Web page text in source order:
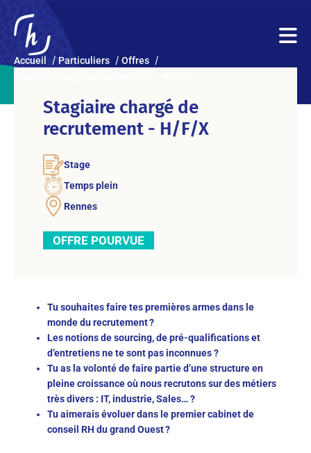
Accueil Particuliers
Offres
Stagiaire chargé de
recrutement - H/F/X
Stage
Temps plein
Rennes
OFFRE POURVUE
Tu souhaites faire tes premières armes dans le
monde du recrutement ?
Les notions de sourcing, de pré-qualifications et
d’entretiens ne te sont pas inconnues ?
Tu as la volonté de faire partie d’une structure en
pleine croissance où nous recrutons sur des métiers
très divers : IT, industrie, Sales… ?
Tu aimerais évoluer dans le premier cabinet de
conseil RH du grand Ouest ?